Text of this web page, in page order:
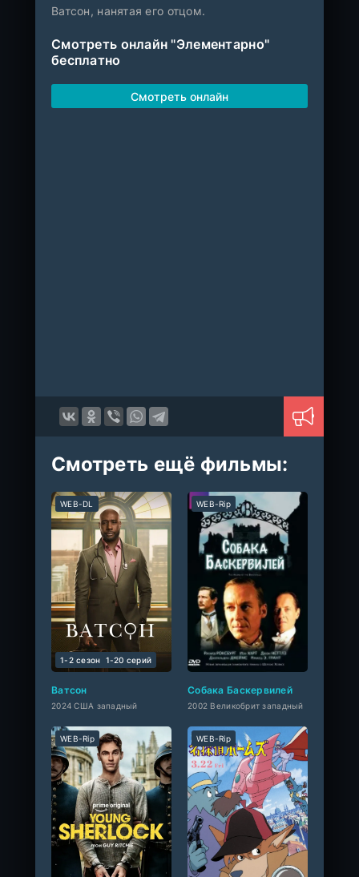
Ватсон, нанятая его отцом.
Смотреть онлайн "Элементарно"
бесплатно
Смотреть онлайн
Смотреть ещё фильмы:
Ватсон
2024 США западный
WEB-DL
1-2 сезон 1-20 cерий
Собака Баскервилей
2002 Великобрит западный
WEB-Rip
WEB-Rip WEB-Rip